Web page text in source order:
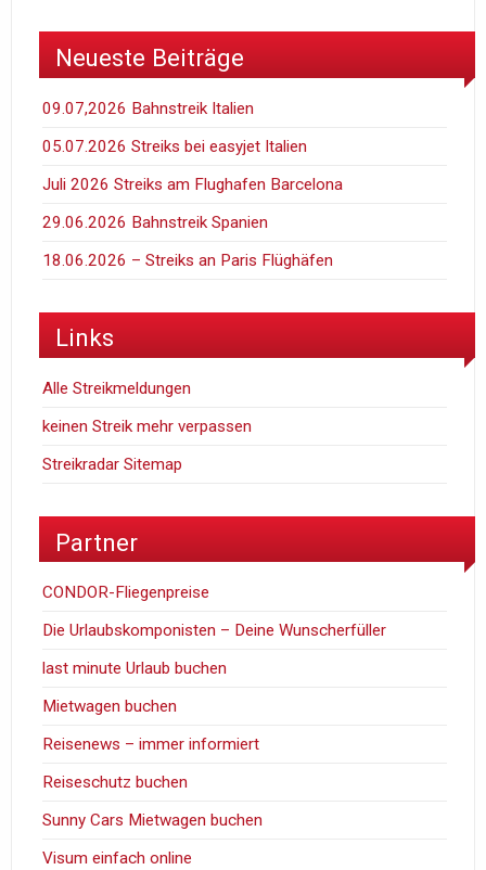
Neueste Beiträge
09.07,2026 Bahnstreik Italien
05.07.2026 Streiks bei easyjet Italien
Juli 2026 Streiks am Flughafen Barcelona
29.06.2026 Bahnstreik Spanien
18.06.2026 – Streiks an Paris Flüghäfen
Links
Alle Streikmeldungen
keinen Streik mehr verpassen
Streikradar Sitemap
Partner
CONDOR-Fliegenpreise
Die Urlaubskomponisten – Deine Wunscherfüller
last minute Urlaub buchen
Mietwagen buchen
Reisenews – immer informiert
Reiseschutz buchen
Sunny Cars Mietwagen buchen
Visum einfach online